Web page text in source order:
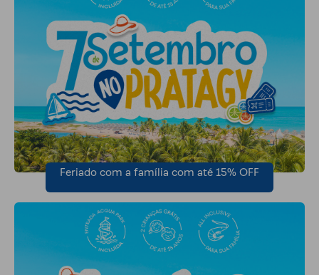
Feriado com a família com até 15% OFF